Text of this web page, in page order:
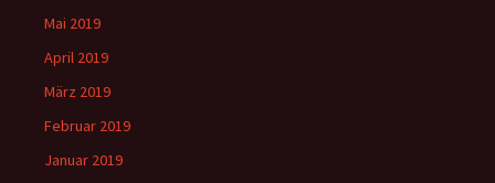
Mai 2019
April 2019
März 2019
Februar 2019
Januar 2019